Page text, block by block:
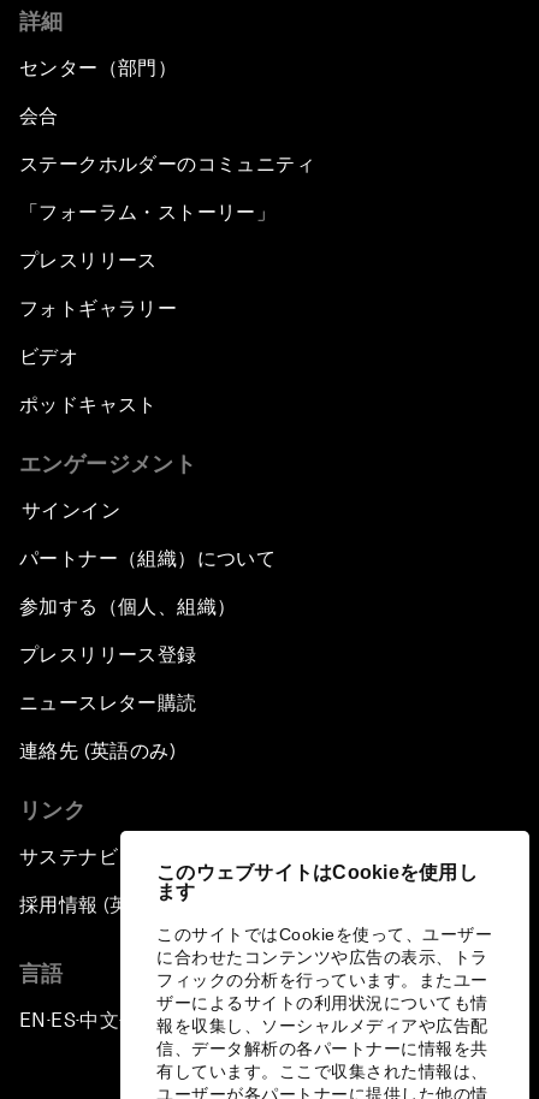
このウェブサイトはCookieを使用し
ます
このサイトではCookieを使って、ユーザー
に合わせたコンテンツや広告の表示、トラ
フィックの分析を行っています。またユー
ザーによるサイトの利用状況についても情
報を収集し、ソーシャルメディアや広告配
信、データ解析の各パートナーに情報を共
有しています。ここで収集された情報は、
ユーザーが各パートナーに提供した他の情
詳細
センター（部門）
会合
ステークホルダーのコミュニティ
「フォーラム・ストーリー」
プレスリリース
フォトギャラリー
ビデオ
ポッドキャスト
エンゲージメント
サインイン
パートナー（組織）について
参加する（個人、組織）
プレスリリース登録
ニュースレター購読
連絡先 (英語のみ)
リンク
サステナビリティへの取り組み
採用情報 (英語のみ)
言語
EN ▪ES▪中文▪ 日本語